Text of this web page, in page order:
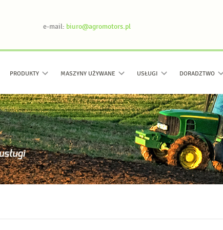
e-mail: biuro@agromotors.pl
PRODUKTY MASZYNY UŻYWANE USŁUGI DORADZTWO